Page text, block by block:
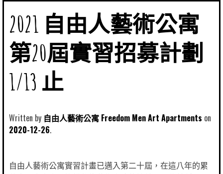
2021 自由人藝術公寓
第20屆實習招募計劃
1/13 止
Written by 自由人藝術公寓 Freedom Men Art Apartments
2020-12-26
自由人藝術公寓實習計畫已邁入第二十屆，在這八年的累